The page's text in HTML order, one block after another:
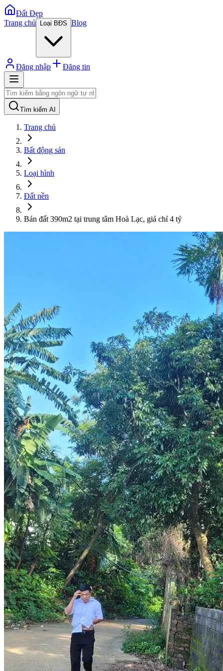
Đất Đẹp
Trang chủ
Loại BĐS Blog
Đăng nhập Đăng tin
Tìm kiếm AI
Trang chủ
Bất động sản
Loại hình
Đất nền
Bán đất 390m2 tại trung tâm Hoà Lạc, giá chỉ 4 tỷ